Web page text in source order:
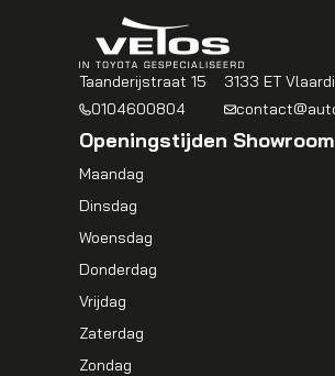
Taanderijstraat 15
3133 ET
0104600804
Openingstijden Showroom
Maandag
Dinsdag
Woensdag
Donderdag
Vrijdag
Zaterdag
Zondag